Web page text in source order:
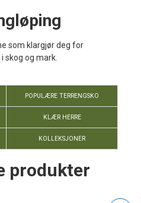
som klargjør deg for
skog og mark.
POPULÆRE TERRENGSKO
KLÆR HERRE
KOLLEKSJONER
produkter